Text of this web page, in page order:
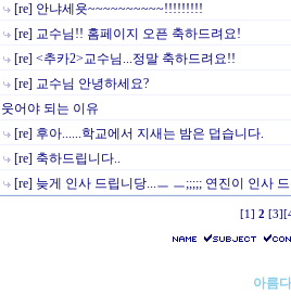
[re] 안냐세욧~~~~~~~~~~!!!!!!!!!
[re] 교수님!! 홈페이지 오픈 축하드려요!
[re] <추카2>교수님...정말 축하드려요!!
[re] 교수님 안녕하세요?
웃어야 되는 이유
[re] 후아......학교에서 지새는 밤은 덥습니다.
[re] 축하드립니다..
[re] 늦게 인사 드립니당...ㅡ ㅡ;;;;; 연진이 인사
[1] 2 [3]
아름